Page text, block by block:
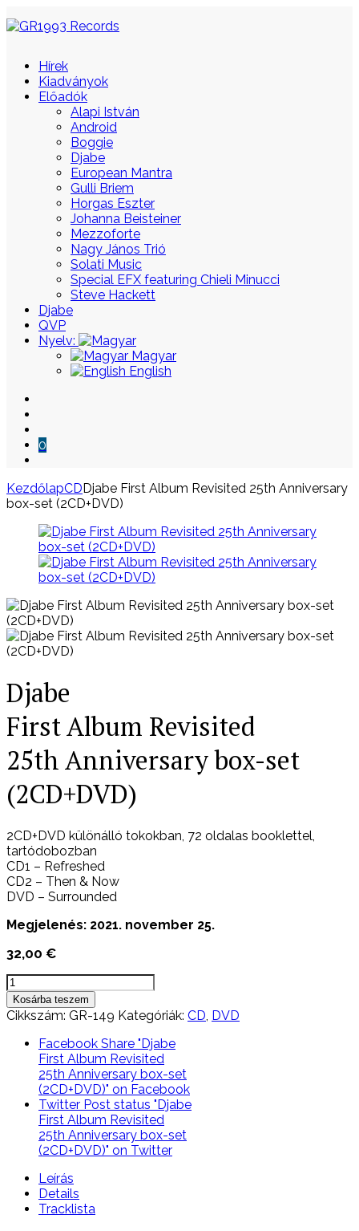
Hírek
Kiadványok
Előadók
Alapi István
Android
Boggie
Djabe
European Mantra
Gulli Briem
Horgas Eszter
Johanna Beisteiner
Mezzoforte
Nagy János Trió
Solati Music
Special EFX featuring Chieli Minucci
Steve Hackett
Djabe
QVP
Nyelv:
Magyar
English
0
KezdőlapCDDjabe First Album Revisited 25th Anniversary
box-set (2CD+DVD)
content
Djabe
First Album Revisited
25th Anniversary box-set
(2CD+DVD)
2CD+DVD különálló tokokban, 72 oldalas booklettel,
tartódobozban
CD1 – Refreshed
CD2 – Then & Now
DVD – Surrounded
Megjelenés: 2021. november 25.
32,00 €
Djabe
First
Album
25th
Anniversary
(2CD+DVD)
mennyiség
Kosárba teszem
Cikkszám: GR-149 Kategóriák: CD, DVD
Facebook Share "Djabe
First Album Revisited
25th Anniversary box-set
(2CD+DVD)" on Facebook
Twitter Post status "Djabe
First Album Revisited
25th Anniversary box-set
(2CD+DVD)" on Twitter
Leírás
Details
Tracklista